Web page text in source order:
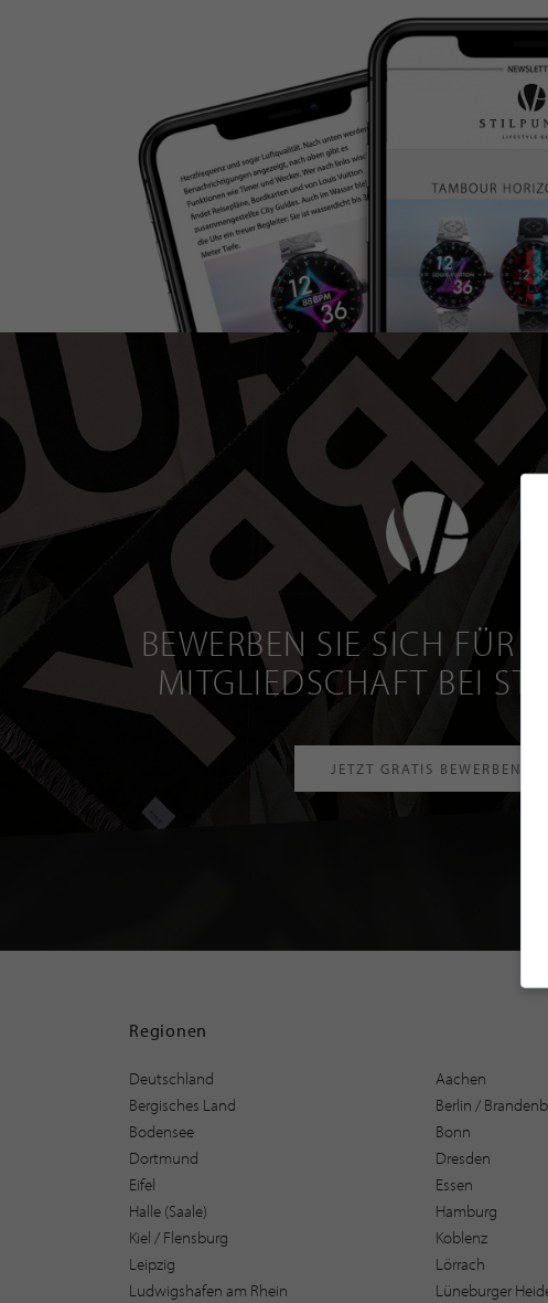
BEWERBEN SIE SICH FÜR
MITGLIEDSCHAFT BEI
JETZT GRATIS BEWERBEN
Regionen
Deutschland Aachen
Bergisches Land
Berlin /
Bodensee
Bonn
Dortmund
Dresden
Eifel
Essen
Halle (Saale)
Hamburg
Kiel / Flensburg
Koblenz
Leipzig
Lörrach
Ludwigshafen am Rhein
Lüneburger